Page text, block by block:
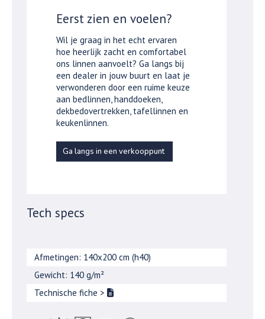
Eerst zien en voelen?
Wil je graag in het echt ervaren
hoe heerlijk zacht en comfortabel
ons linnen aanvoelt? Ga langs bij
een dealer in jouw buurt en laat je
verwonderen door een ruime keuze
aan bedlinnen, handdoeken,
dekbedovertrekken, tafellinnen en
keukenlinnen.
Ga langs in een verkooppunt
Tech specs
Afmetingen: 140x200 cm (h40)
Gewicht: 140 g/m²
Technische fiche >